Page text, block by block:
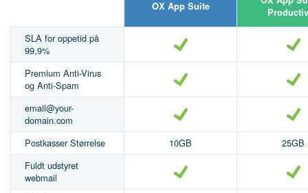
OX App Suite
SLA for oppetid på
99,9%
Premium Anti-Virus
og Anti-Spam
email@your-
domain.com
Postkasser Størrelse
10GB
25GB
Fuldt udstyret
webmail